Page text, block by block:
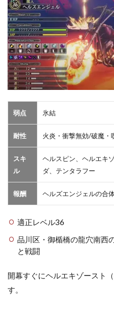
弱点 氷結
耐性 火炎・衝撃無効/破魔・
スキ
ル
ヘルスピン、ヘルエキ
ダ、テンタラフー
報酬 ヘルズエンジェルの合
適正レベル36
品川区・御楯橋の龍穴南西
と戦闘
開幕すぐにヘルエキゾースト
す。